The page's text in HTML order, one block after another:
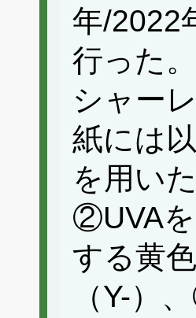
年/2022
行った
シャー
紙には
を用い
②UVA
する黄
（Y-）